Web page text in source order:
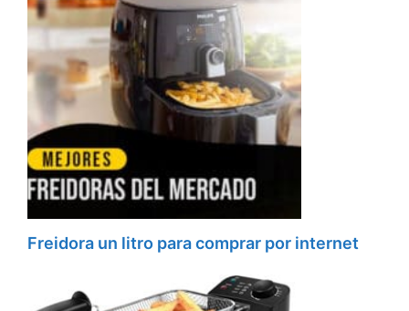
Freidora un litro para comprar por internet